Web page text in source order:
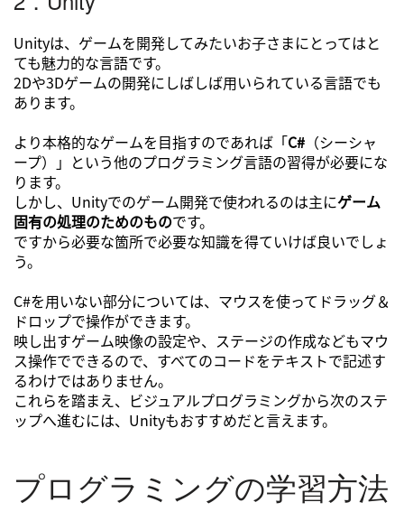
Unityは、ゲームを開発してみたいお子さまにとってはと
ても魅力的な言語です。
2Dや3Dゲームの開発にしばしば用いられている言語でも
あります。
より本格的なゲームを目指すのであれば「C# （シーシャ
ープ）」という他のプログラミング言語の習得が必要にな
ります。
しかし、Unityでのゲーム開発で使われるのは主にゲーム
固有の処理のためのものです。
ですから必要な箇所で必要な知識を得ていけば良いでしょ
う。
C#を用いない部分については、マウスを使ってドラッグ＆
ドロップで操作ができます。
映し出すゲーム映像の設定や、ステージの作成などもマウ
ス操作でできるので、すべてのコードをテキストで記述す
るわけではありません。
これらを踏まえ、ビジュアルプログラミングから次のステ
ップへ進むには、Unityもおすすめだと言えます。
プログラミングの学習方法